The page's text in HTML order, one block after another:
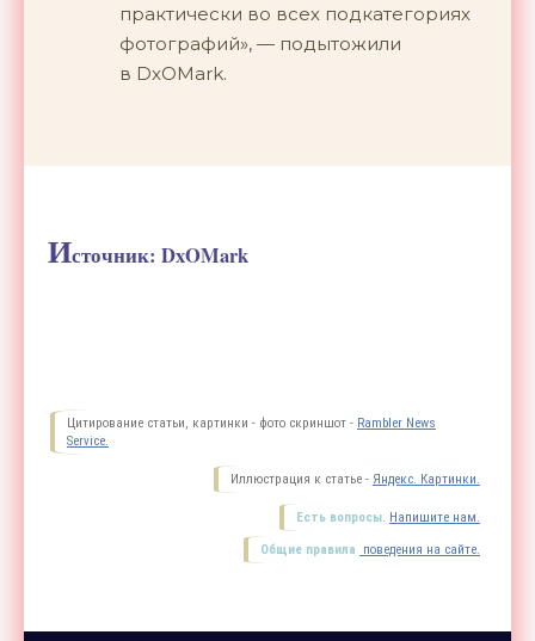
практически во всех подкатегориях
фотографий», — подытожили
в DxOMark.
Источник: DxOMark
Цитирование статьи, картинки - фото скриншот - Rambler News
Service.
Иллюстрация к статье - Яндекс. Картинки.
Есть вопросы. Напишите нам.
Общие правила поведения на сайте.